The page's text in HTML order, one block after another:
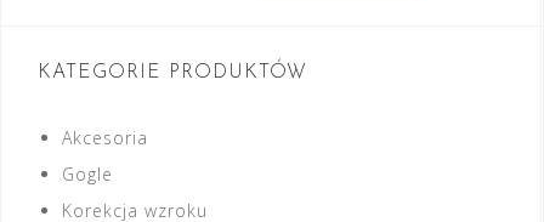
KATEGORIE PRODUKTÓW
Akcesoria
Gogle
Korekcja wzroku